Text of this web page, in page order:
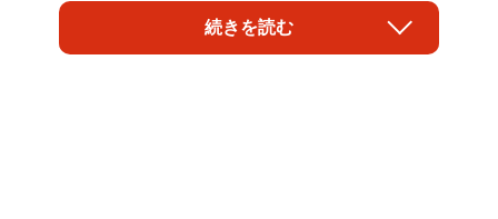
す。（撮影／彦坂栄治 ヘアメイク／加藤志穂（ピースモン
キー） スタイリング／米丸友子）
続きを読む